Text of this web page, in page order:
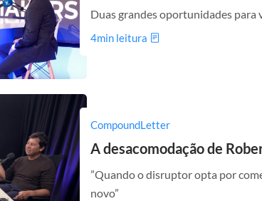
4min leitura
Duas grandes oportunidades para
CompoundLetter
A desacomodação de
”Quando o disruptor opta por
novo”